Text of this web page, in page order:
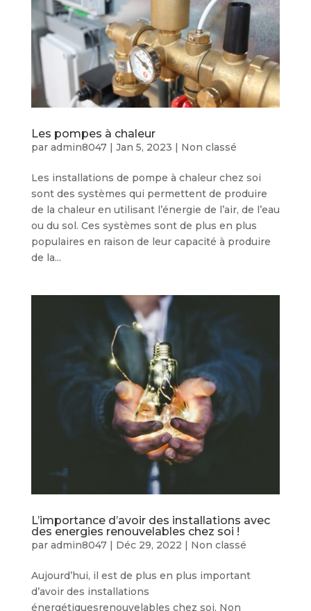
Les pompes à chaleur
par admin8047| Jan 5, 2023 | Non classé
Les installations de pompe à chaleur chez soi
sont des systèmes qui permettent de produire
de la chaleur en utilisant l’énergie de l’air, de l’eau
ou du sol. Ces systèmes sont de plus en plus
populaires en raison de leur capacité à produire
de la...
L’importance d’avoir des installations avec
des energies renouvelables chez soi !
par admin8047| Déc 29, 2022 | Non classé
Aujourd’hui, il est de plus en plus important
d’avoir des installations
énergétiquesrenouvelables chez soi. Non